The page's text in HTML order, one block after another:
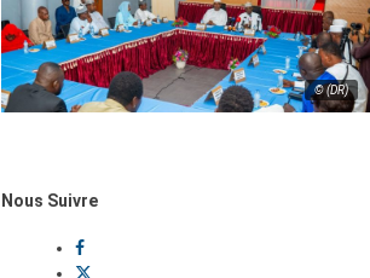
© (DR)
Nous Suivre